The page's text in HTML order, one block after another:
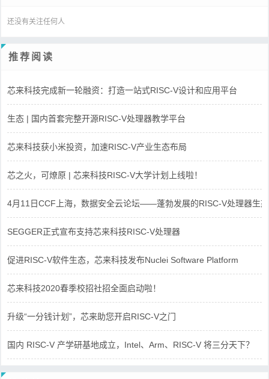
还没有关注任何人
推荐阅读
芯来科技完成新一轮融资：打造一站式RISC-V设计和应用平台
生态 | 国内首套完整开源RISC-V处理器教学平台
芯来科技获小米投资，加速RISC-V产业生态布局
芯之火，可燎原 | 芯来科技RISC-V大学计划上线啦！
4月11日CCF上海，数据安全云论坛——蓬勃发展的RISC-V处理器生态
SEGGER正式宣布支持芯来科技RISC-V处理器
促进RISC-V软件生态，芯来科技发布Nuclei Software Platform
芯来科技2020春季校招社招全面启动啦！
升级“一分钱计划”，芯来助您开启RISC-V之门
国内 RISC-V 产学研基地成立，Intel、Arm、RISC-V 将三分天下？